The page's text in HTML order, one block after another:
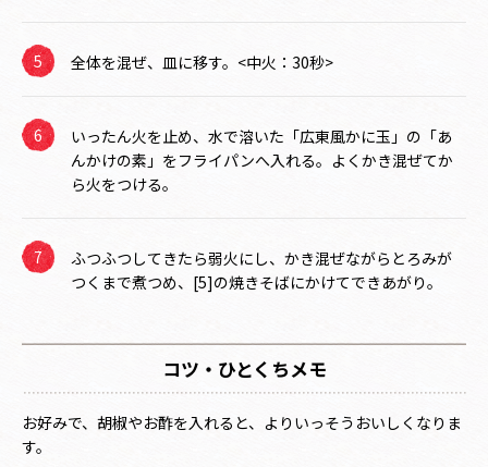
全体を混ぜ、皿に移す。<中火：30秒>
いったん火を止め、水で溶いた「広東風かに玉」の「あ
んかけの素」をフライパンへ入れる。よくかき混ぜてか
ら火をつける。
ふつふつしてきたら弱火にし、かき混ぜながらとろみが
つくまで煮つめ、[5]の焼きそばにかけてできあがり。
コツ・ひとくちメモ
お好みで、胡椒やお酢を入れると、よりいっそうおいしくなりま
す。